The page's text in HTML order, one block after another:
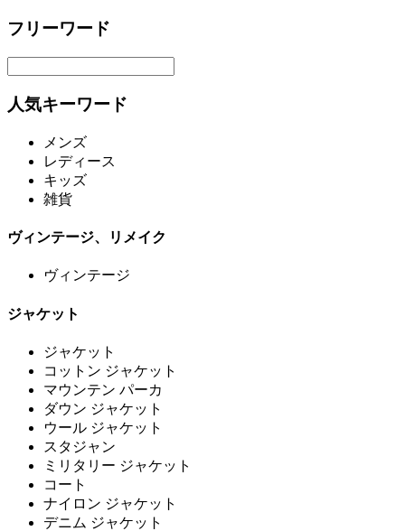
フリーワード
人気キーワード
メンズ
レディース
キッズ
雑貨
ヴィンテージ、リメイク
ヴィンテージ
ジャケット
ジャケット
コットン ジャケット
マウンテン パーカ
ダウン ジャケット
ウール ジャケット
スタジャン
ミリタリー ジャケット
コート
ナイロン ジャケット
デニム ジャケット